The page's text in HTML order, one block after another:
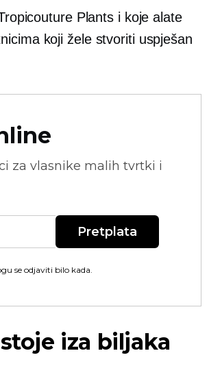
Plants i koje alate
koji žele stvoriti uspješan
za vlasnike malih tvrtki i
Pretplata
se odjaviti bilo kada.
iza biljaka